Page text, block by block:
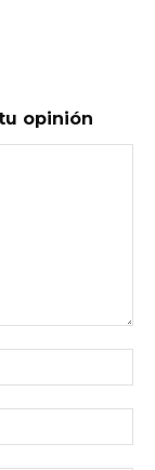
opinión